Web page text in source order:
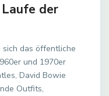
der
sich das öffentliche
und 1970er
David Bowie
Outfits,